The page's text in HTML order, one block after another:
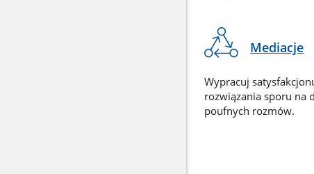
Mediacje
Wypracuj
rozwiązania sporu na
poufnych rozmów.